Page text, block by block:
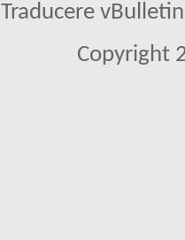
Traducere
Copyright